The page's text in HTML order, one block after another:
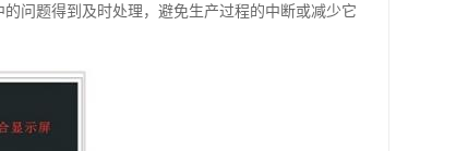
问题得到及时处理，避免生产过程的中断或减少它